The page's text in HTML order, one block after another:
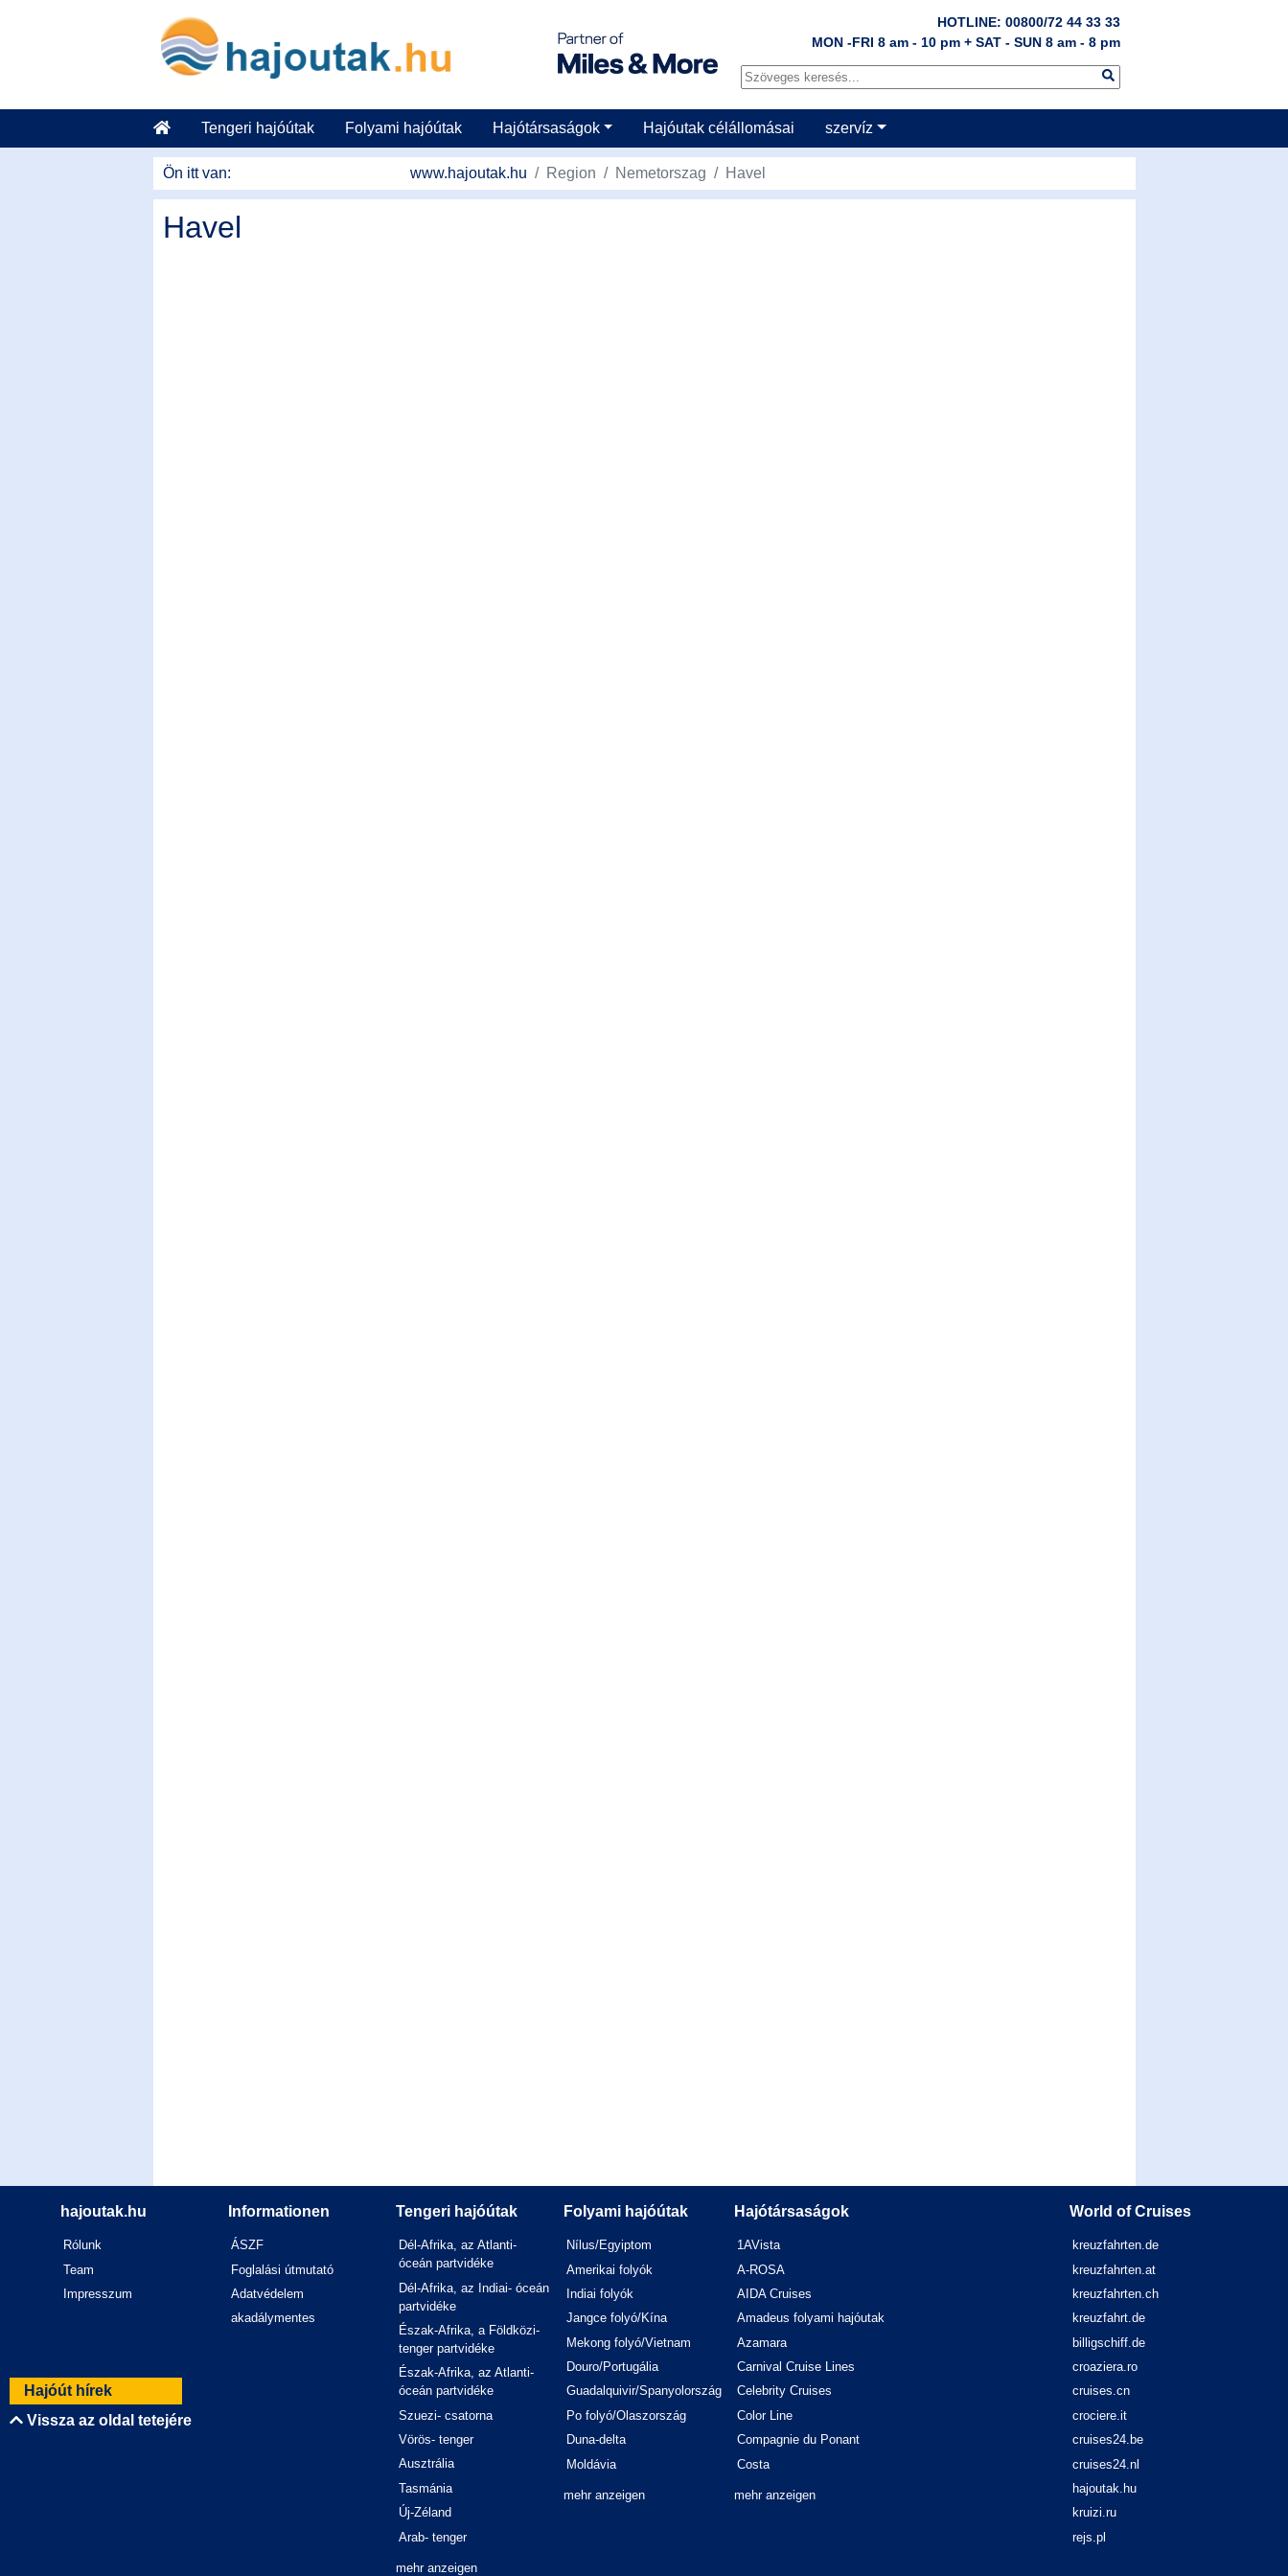
HOTLINE: 00800/72 44 33 33
MON -FRI 8 am - 10 pm + SAT - SUN 8 am - 8 pm
Tovább a tartalomhoz
Tengeri hajóútak Folyami hajóútak Hajótársaságok Hajóutak célállomásai szervíz
Ön itt van: www.hajoutak.hu Region Nemetorszag Havel
Havel
Hajóút hírek
Vissza az oldal tetejére
hajoutak.hu
Rólunk
Team
Impresszum
Informationen
ÁSZF
Foglalási útmutató
Adatvédelem
akadálymentes
Tengeri hajóútak
Dél-Afrika, az Atlanti-
óceán partvidéke
Dél-Afrika, az Indiai- óceán
partvidéke
Észak-Afrika, a Földközi-
tenger partvidéke
Észak-Afrika, az Atlanti-
óceán partvidéke
Szuezi- csatorna
Vörös- tenger
Ausztrália
Tasmánia
Új-Zéland
Arab- tenger
mehr anzeigen
Folyami hajóútak
Nílus/Egyiptom
Amerikai folyók
Indiai folyók
Jangce folyó/Kína
Mekong folyó/Vietnam
Douro/Portugália
Guadalquivir/Spanyolország
Po folyó/Olaszország
Duna-delta
Moldávia
mehr anzeigen
Hajótársaságok
1AVista
A-ROSA
AIDA Cruises
Amadeus folyami hajóutak
Azamara
Carnival Cruise Lines
Celebrity Cruises
Color Line
Compagnie du Ponant
Costa
mehr anzeigen
World of Cruises
kreuzfahrten.de
kreuzfahrten.at
kreuzfahrten.ch
kreuzfahrt.de
billigschiff.de
croaziera.ro
cruises.cn
crociere.it
cruises24.be
cruises24.nl
hajoutak.hu
kruizi.ru
rejs.pl